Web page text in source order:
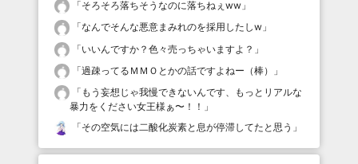
「そろそろ落ちそうなのに落ちねぇww 」
「なんでそんな悪意まみれのを採用したしw 」
「いいんですか？色々売っちゃいますよ？ 」
「過疎ってるＭＭＯとかの話ですよねー（棒）
」
「 もう妄想じゃ我慢できないんです、もっとリアルな
暴力をください女王様ぁ〜！！ 」
「その空気には二酸化炭素と息が停滞してたと思う 」